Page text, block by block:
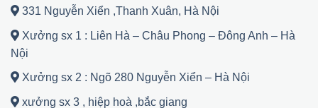
331 Nguyễn Xiển ,Thanh Xuân, Hà Nội
Xưởng sx 1 : Liên Hà – Châu Phong – Đông Anh – Hà
Nội
Xưởng sx 2 : Ngõ 280 Nguyễn Xiển – Hà Nội
xưởng sx 3 , hiệp hoà ,bắc giang